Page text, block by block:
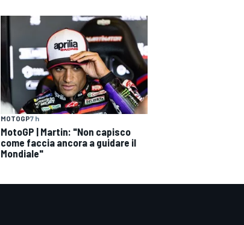
MOTOGP7 h
MotoGP | Martin: "Non capisco
come faccia ancora a guidare il
Mondiale"